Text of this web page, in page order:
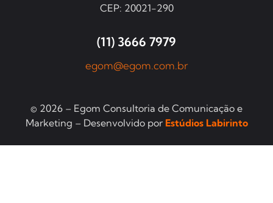
CEP: 20021-290
(11) 3666 7979
egom@egom.com.br
© 2026 – Egom Consultoria de Comunicação e
Marketing – Desenvolvido por Estúdios Labirinto